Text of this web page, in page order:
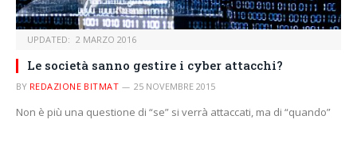
UPDATED: 2 MARZO 2016
Le società sanno gestire i cyber attacchi?
BY REDAZIONE BITMAT 25 NOVEMBRE 2015
Non è più una questione di “se” si verrà attaccati, ma di “quando”